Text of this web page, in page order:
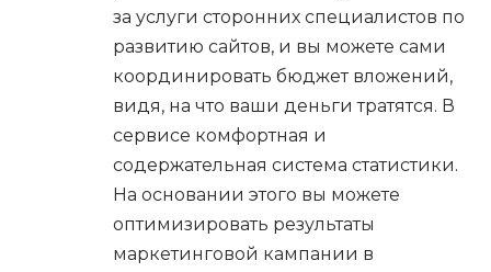
за услуги сторонних специалистов по
развитию сайтов, и вы можете сами
координировать бюджет вложений,
видя, на что ваши деньги тратятся. В
сервисе комфортная и
содержательная система статистики.
На основании этого вы можете
оптимизировать результаты
маркетинговой кампании в